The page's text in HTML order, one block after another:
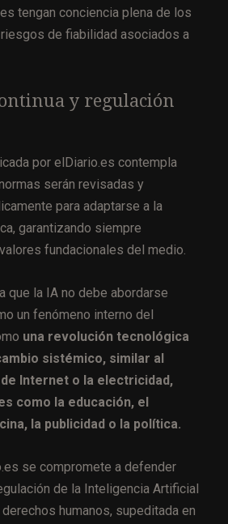
tengan conciencia plena de los
de fiabilidad asociados a
y regulación
por elDiario.es contempla
serán revisadas y
para adaptarse a la
garantizando siempre
fundacionales del medio.
que la IA no debe abordarse
un fenómeno interno del
una revolución tecnológica
sistémico, similar al
Internet o la electricidad,
como la educación, el
la publicidad o la política.
se compromete a defender
de la Inteligencia Artificial
humanos, supeditada en